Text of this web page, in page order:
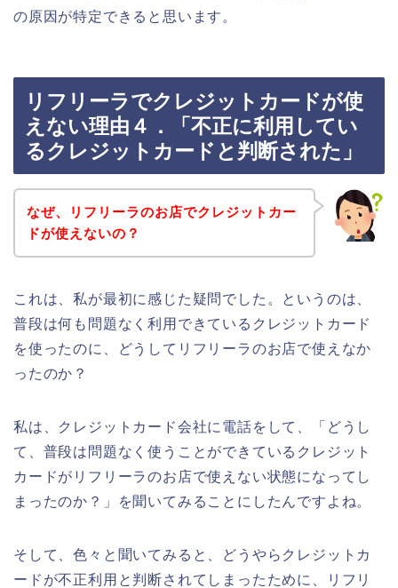
の原因が特定できると思います。
リフリーラでクレジットカードが使
えない理由４．「不正に利用してい
るクレジットカードと判断された」
なぜ、リフリーラのお店でクレジットカー
ドが使えないの？
これは、私が最初に感じた疑問でした。というのは、
普段は何も問題なく利用できているクレジットカード
を使ったのに、どうしてリフリーラのお店で使えなか
ったのか？
私は、クレジットカード会社に電話をして、「どうし
て、普段は問題なく使うことができているクレジット
カードがリフリーラのお店で使えない状態になってし
まったのか？」を聞いてみることにしたんですよね。
そして、色々と聞いてみると、どうやらクレジットカ
ードが不正利用と判断されてしまったために、リフリ